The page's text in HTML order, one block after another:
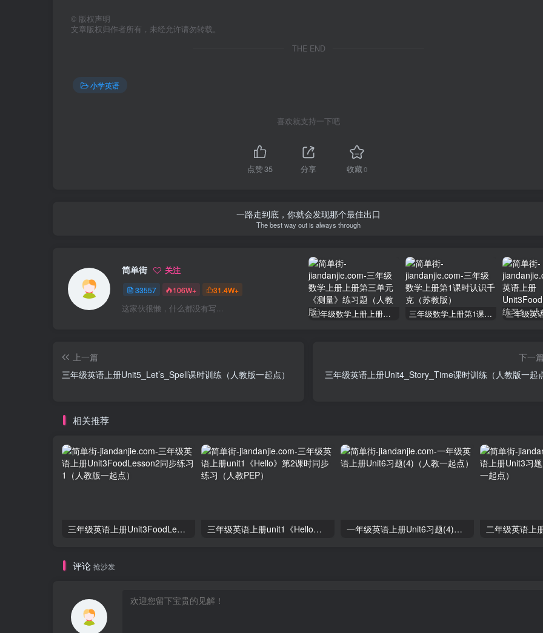
© 版权声明
文章版权归作者所有，未经允许请勿转载。
THE END
小学英语
喜欢就支持一下吧
点赞35 分享 收藏0
一路走到底，你就会发现那个最佳出口
The best way out is always through
简单街 关注
33557 106W+ 31.4W+
这家伙很懒，什么都没有写... 三年级数学上册上册第三单元《测量》练习题（人教版） 三年级数学上册第1课时认识千克（苏教版）
上一篇
三年级英语上册Unit5_Let’s_Spell课时训练（人教版一起点）
下一篇
三年级英语上册Unit4_Story_Time课时训练（人教版一起
相关推荐
三年级英语上册Unit3FoodLesson2同步练习1（人教版一起点） 三年级英语上册unit1《Hello》第2课时同步练习（人教PEP） 一年级英语上册Unit6习题(4)（人教一起点）
评论 抢沙发